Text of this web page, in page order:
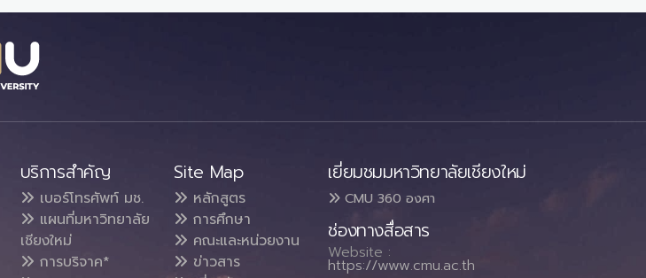
บริการสำคัญ
เบอร์โทรศัพท์ มช.
แผนที่มหาวิทยาลัย
เชียงใหม่
การบริจาค*
Site Map
หลักสูตร
การศึกษา
คณะและหน่วยงาน
ข่าวสาร
เยี่ยมชมมหาวิทยาลัยเชียงใหม่
CMU 360 องศา
ช่องทางสื่อสาร
Website :
https://www.cmu.ac.th